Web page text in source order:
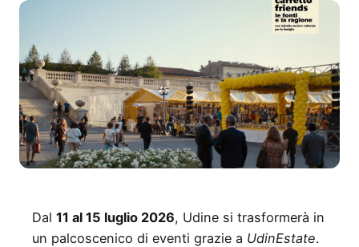
Dal 11 al 15 luglio 2026, Udine si trasformerà in
un palcoscenico di eventi grazie a UdinEstate.